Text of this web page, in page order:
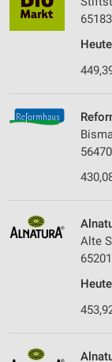
Alte
Erstellung von
Verwendung
Erstellung von
von Inhalten
personalisierter
Messung der
Analyse von
Kombinationen